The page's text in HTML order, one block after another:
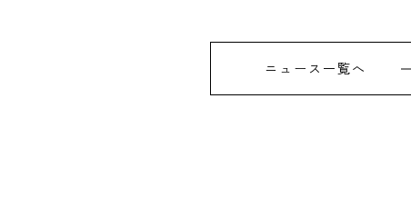
ニュース一覧へ